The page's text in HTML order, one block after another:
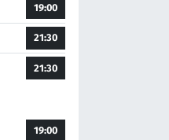
19:00
21:30
21:30
19:00